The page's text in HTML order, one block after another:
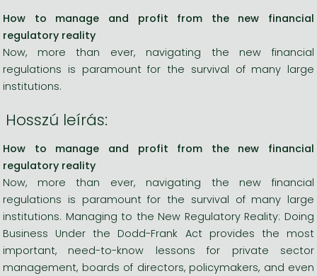
How to manage and profit from the new financial
regulatory reality
Now, more than ever, navigating the new financial
regulations is paramount for the survival of many large
institutions.
Hosszú leírás:
How to manage and profit from the new financial
regulatory reality
Now, more than ever, navigating the new financial
regulations is paramount for the survival of many large
institutions. Managing to the New Regulatory Reality: Doing
Business Under the Dodd-Frank Act provides the most
important, need-to-know lessons for private sector
management, boards of directors, policymakers, and even